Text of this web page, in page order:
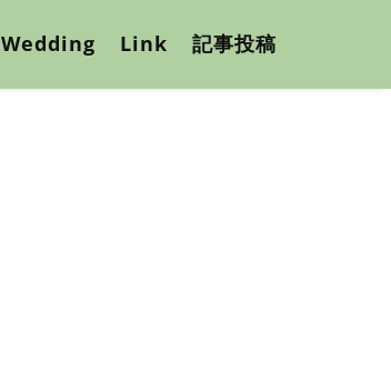
Wedding Link 記事投稿